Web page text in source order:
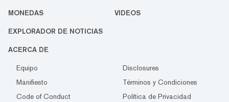
MONEDAS VIDEOS
EXPLORADOR DE NOTICIAS
ACERCA DE
Equipo
Disclosures
Manifiesto
Términos y Condiciones
Code of Conduct
Política de Privacidad